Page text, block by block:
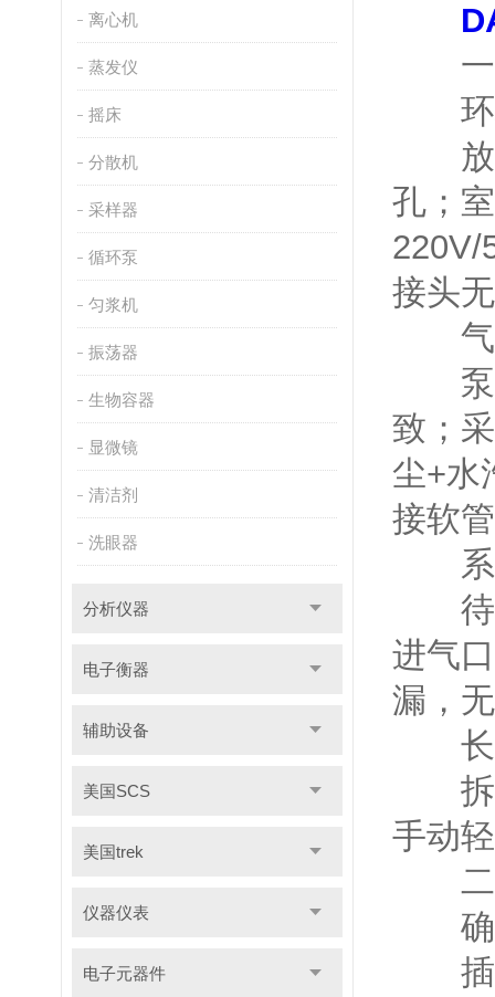
离心机
蒸发仪
摇床
分散机
采样器
循环泵
匀浆机
振荡器
生物容器
显微镜
清洁剂
洗眼器
分析仪器
电子衡器
辅助设备
美国SCS
美国trek
仪器仪表
电子元器件
一、
环
放置
孔；
220V/
接头
气
泵体
致；
尘+水
接软
系
待测
进气
漏，
长
拆下
手动
二
确认
插上